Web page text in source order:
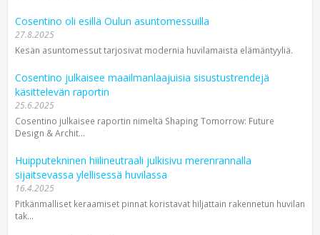
Cosentino oli esillä Oulun asuntomessuilla
27.8.2025
Kesän asuntomessut tarjosivat modernia huvilamaista elämäntyyliä.
Cosentino julkaisee maailmanlaajuisia sisustustrendejä
käsittelevän raportin
25.6.2025
Cosentino julkaisee raportin nimeltä Shaping Tomorrow: Future
Design & Archit...
Huipputekninen hiilineutraali julkisivu merenrannalla
sijaitsevassa ylellisessä huvilassa
16.4.2025
Pitkänmalliset keraamiset pinnat koristavat hiljattain rakennetun huvilan
tak...